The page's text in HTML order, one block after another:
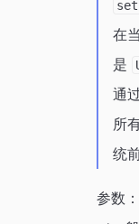
在
是
通
所
统
参数